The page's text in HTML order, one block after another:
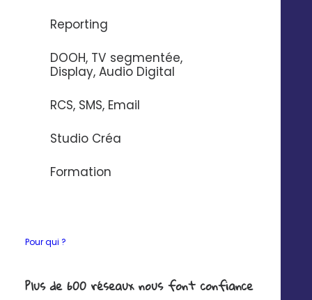
Reporting
DOOH, TV segmentée,
Display, Audio Digital
RCS, SMS, Email
Studio Créa
Formation
Pour qui ?
Plus de 600 réseaux nous font confiance
Modération des
répondez aux commentaires directement